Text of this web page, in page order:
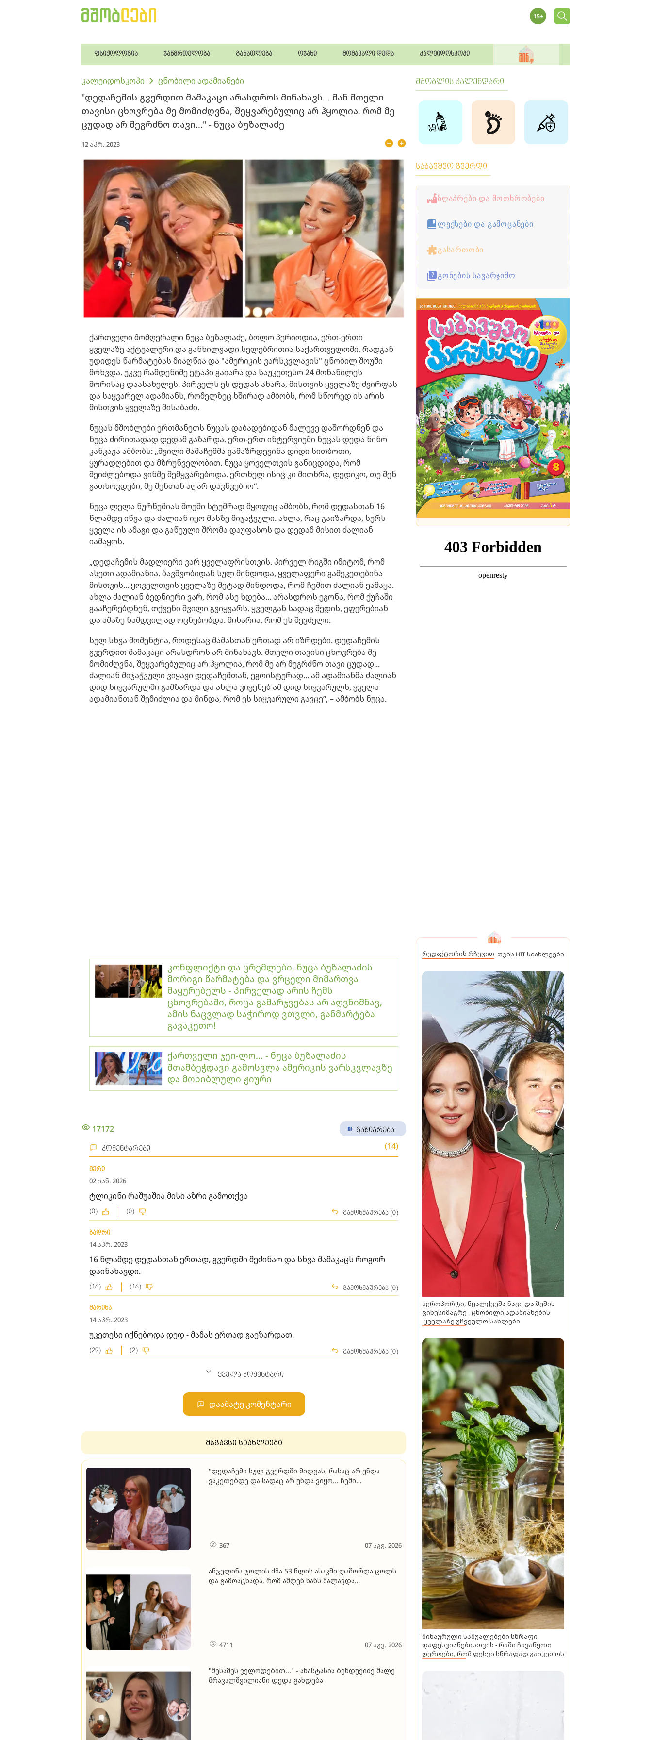
ფსიქოლოგია ჯანმრთელობა განათლება ოჯახი მომავალი დედა კალეიდოსკოპი
კალეიდოსკოპი ცნობილი ადამიანები
"დედაჩემის გვერდით მამაკაცი არასდროს მინახავს... მან მთელი
თავისი ცხოვრება მე მომიძღვნა, შეყვარებულიც არ ჰყოლია, რომ მე
ცუდად არ მეგრძნო თავი..." - ნუცა ბუზალაძე
12 აპრ. 2023
ქართველი მომღერალი ნუცა ბუზალაძე, ბოლო პერიოდია, ერთ-ერთი
ყველაზე აქტუალური და განხილვადი სელებრითია საქართველოში, რადგან
უდიდეს წარმატებას მიაღწია და "ამერიკის ვარსკვლავის" ცნობილ შოუში
მოხვდა. უკვე რამდენიმე ეტაპი გაიარა და საუკეთესო 24 მონაწილეს
შორისაც დაასახელეს. პირველს ეს დედას ახარა, მისთვის ყველაზე ძვირფას
და საყვარელ ადამიანს, რომელზეც ხშირად ამბობს, რომ სწორედ ის არის
მისთვის ყველაზე მისაბაძი.
ნუცას მშობლები ერთმანეთს ნუცას დაბადებიდან მალევე დაშორდნენ და
ნუცა ძირითადად დედამ გაზარდა. ერთ-ერთ ინტერვიუში ნუცას დედა ნინო
კანკავა ამბობს: „შვილი მამაჩემმა გამაზრდევინა დიდი სითბოთი,
ყურადღებით და მზრუნველობით. ნუცა ყოველთვის განიცდიდა, რომ
შეიძლებოდა ვინმე შემყვარებოდა. ერთხელ ისიც კი მითხრა, დედიკო, თუ შენ
გათხოვდები, მე შენთან აღარ დავწვებიო“.
ნუცა ლელა წურწუმიას შოუში სტუმრად მყოფიც ამბობს, რომ დედასთან 16
წლამდე იწვა და ძალიან იყო მასზე მიჯაჭვული. ახლა, რაც გაიზარდა, სურს
ყველა ის ამაგი და გაწეული შრომა დაუფასოს და დედამ მისით ძალიან
იამაყოს.
„დედაჩემის მადლიერი ვარ ყველაფრისთვის. პირველ რიგში იმიტომ, რომ
ასეთი ადამიანია. ბავშვობიდან სულ მინდოდა, ყველაფერი გამეკეთებინა
მისთვის... ყოველთვის ყველაზე მეტად მინდოდა, რომ ჩემით ძალიან ეამაყა.
ახლა ძალიან ბედნიერი ვარ, რომ ასე ხდება... არასდროს ეგონა, რომ ქუჩაში
გააჩერებდნენ, თქვენი შვილი გვიყვარს. ყველგან სადაც შედის, ეფერებიან
და ამაზე ნამდვილად ოცნებობდა. მიხარია, რომ ეს შევძელი.
სულ სხვა მომენტია, როდესაც მამასთან ერთად არ იზრდები. დედაჩემის
გვერდით მამაკაცი არასდროს არ მინახავს. მთელი თავისი ცხოვრება მე
მომიძღვნა, შეყვარებულიც არ ჰყოლია, რომ მე არ მეგრძნო თავი ცუდად...
ძალიან მიჯაჭვული ვიყავი დედაჩემთან, ეგოისტურად... ამ ადამიანმა ძალიან
დიდ სიყვარულში გამზარდა და ახლა ვიყენებ ამ დიდ სიყვარულს, ყველა
ადამიანთან შემიძლია და მინდა, რომ ეს სიყვარული გავცე”, – ამბობს ნუცა.
კონფლიქტი და ცრემლები, ნუცა ბუზალაძის
მორიგი წარმატება და ვრცელი მიმართვა
მაყურებელს - პირველად არის ჩემს
ცხოვრებაში, როცა გამარჯვებას არ აღვნიშნავ,
ამის ნაცვლად საჭიროდ ვთვლი, განმარტება
გავაკეთო!
ქართველი ჯეი-ლო... - ნუცა ბუზალაძის
შთამბეჭდავი გამოსვლა ამერიკის ვარსკვლავზე
და მოხიბლული ჟიური
17172 გაზიარება
კომენტარები (14)
მერი
02 იან. 2026
ტლიკინი რაშუაშია მისი აზრი გამოთქვა
(0) (0) გამოხმაურება (0)
ბადრი
14 აპრ. 2023
16 წლამდე დედასთან ერთად, გვერდში მეძინაო და სხვა მამაკაცს როგორ
დაინახავდი.
(16) (16) გამოხმაურება (0)
მარინა
14 აპრ. 2023
უკეთესი იქნებოდა დედ - მამას ერთად გაეზარდათ.
(29) (2) გამოხმაურება (0)
ყველა კომენტარი
დაამატე კომენტარი
მსგავსი სიახლეები
"დედაჩემი სულ გვერდში მიდგას, რასაც არ უნდა
ვაკეთებდე და სადაც არ უნდა ვიყო... ჩემი
367 07 აგვ. 2026
ანჯელინა ჯოლის ძმა 53 წლის ასაკში დაშორდა ცოლს
და გამოაცხადა, რომ ამდენ ხანს მალავდა
4711 07 აგვ. 2026
"მესამეს ველოდებით..." - ანასტასია ბენდუქიძე მალე
მრავალშვილიანი დედა გახდება
მშობლის კალენდარი
საბავშვო გვერდი
ზღაპრები და მოთხრობები
ლექსები და გამოცანები
გასართობი
გონების სავარჯიშო
რედაქტორის რჩევით თვის HIT სიახლეები
აეროპორტი, წყალქვეშა ნავი და შუშის
ციხესიმაგრე - ცნობილი ადამიანების
ყველაზე უჩვეულო სახლები
შინაურული საშუალებები სწრაფი
დაფესვიანებისთვის - რაში ჩავაწყოთ
ღეროები, რომ ფესვი სწრაფად გაიკეთოს